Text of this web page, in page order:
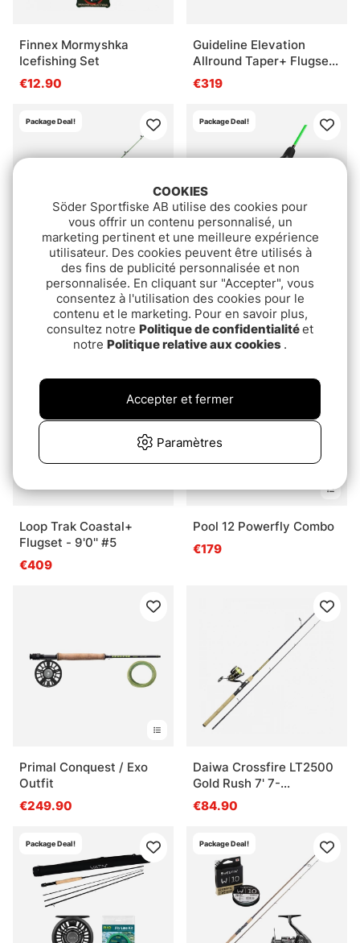
Finnex Mormyshka
Icefishing Set
€12.90
Guideline Elevation
Allround Taper+ Flugset
- #6
€319
Package Deal!
Soft/Medium/Hard
Fantastica Set
€54.90
Package Deal!
Wiggler/Okuma
Ismetesset Medium
€59.90
Loop Trak Coastal+
Flugset - 9'0'' #5
€409
Pool 12 Powerfly Combo
€179
Primal Conquest / Exo
Outfit
€249.90
Daiwa Crossfire LT2500
Gold Rush 7' 7-
28G/0.17YL
€84.90
Package Deal! Package Deal!
COOKIES
Söder Sportfiske AB utilise des cookies pour
vous offrir un contenu personnalisé, un
marketing pertinent et une meilleure expérience
utilisateur. Des cookies peuvent être utilisés à
des fins de publicité personnalisée et non
personnalisée. En cliquant sur "Accepter", vous
consentez à l'utilisation des cookies pour le
contenu et le marketing. Pour en savoir plus,
consultez notre Politique de confidentialitéet
notre Politique relative aux cookies .
Paramètres
Accepter et fermer